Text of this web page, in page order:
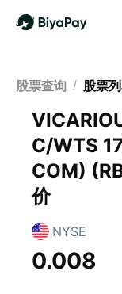
股票查询 / 股票
C/WTS
COM) (
价
NYSE
0.008